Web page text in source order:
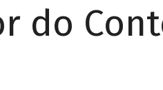
do